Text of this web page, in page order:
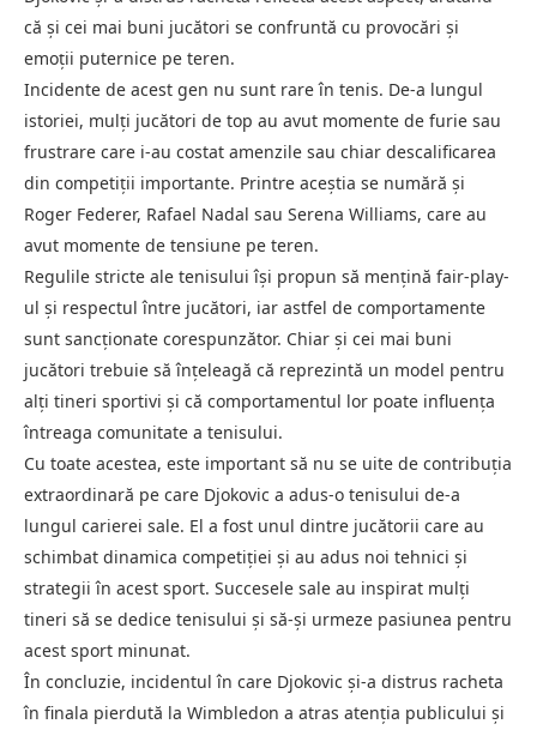
că și cei mai buni jucători se confruntă cu provocări și
emoții puternice pe teren.
Incidente de acest gen nu sunt rare în tenis. De-a lungul
istoriei, mulți jucători de top au avut momente de furie sau
frustrare care i-au costat amenzile sau chiar descalificarea
din competiții importante. Printre aceștia se numără și
Roger Federer, Rafael Nadal sau Serena Williams, care au
avut momente de tensiune pe teren.
Regulile stricte ale tenisului își propun să mențină fair-play-
ul și respectul între jucători, iar astfel de comportamente
sunt sancționate corespunzător. Chiar și cei mai buni
jucători trebuie să înțeleagă că reprezintă un model pentru
alți tineri sportivi și că comportamentul lor poate influența
întreaga comunitate a tenisului.
Cu toate acestea, este important să nu se uite de contribuția
extraordinară pe care Djokovic a adus-o tenisului de-a
lungul carierei sale. El a fost unul dintre jucătorii care au
schimbat dinamica competiției și au adus noi tehnici și
strategii în acest sport. Succesele sale au inspirat mulți
tineri să se dedice tenisului și să-și urmeze pasiunea pentru
acest sport minunat.
În concluzie, incidentul în care Djokovic și-a distrus racheta
în finala pierdută la Wimbledon a atras atenția publicului și